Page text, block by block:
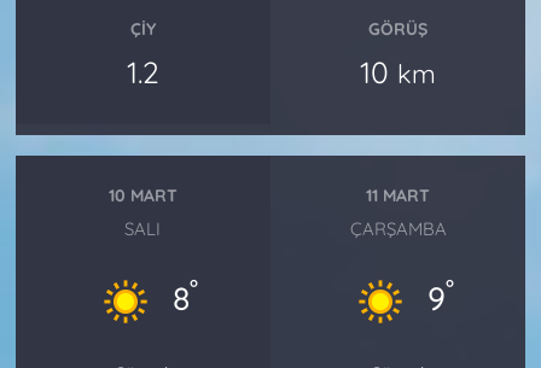
ÇIY
1.2
GÖRÜŞ
10 km
10 MART
SALI
8°
11 MART
ÇARŞAMBA
9°